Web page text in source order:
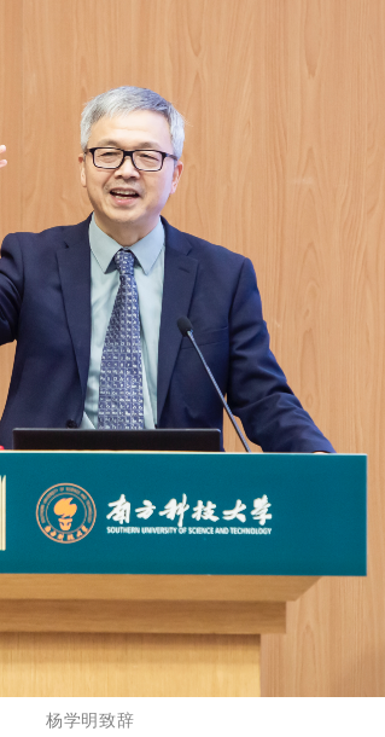
杨学明致辞